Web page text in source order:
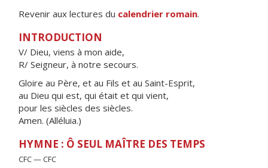
Revenir aux lectures du calendrier romain.
INTRODUCTION
V/ Dieu, viens à mon aide,
R/ Seigneur, à notre secours.
Gloire au Père, et au Fils et au Saint-Esprit,
au Dieu qui est, qui était et qui vient,
pour les siècles des siècles.
Amen. (Alléluia.)
HYMNE : Ô SEUL MAÎTRE DES TEMPS
CFC — CFC